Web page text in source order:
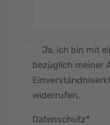
Ja, ich bin mit
bezüglich meiner
widerrufen.
Datenschutz*